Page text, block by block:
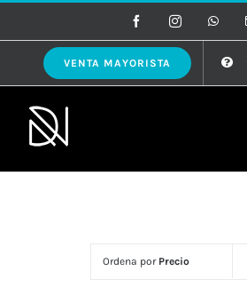
al
contenido
FacebookInstagram
VENTA MAYORISTA
Ordena por Precio